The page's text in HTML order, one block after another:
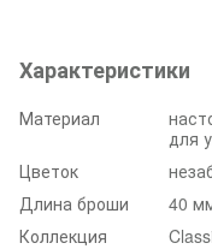
Характеристики
Материал
для
Цветок
Длина броши
40
Коллекция